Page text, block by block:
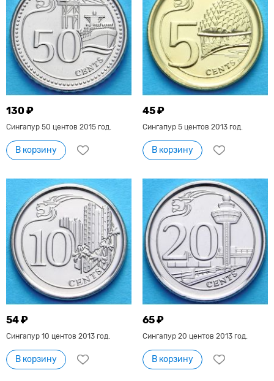
130 ₽
Сингапур 50 центов 2015 год.
В корзину
45 ₽
Сингапур 5 центов 2013 год.
В корзину
54 ₽
Сингапур 10 центов 2013 год.
В корзину
65 ₽
Сингапур 20 центов 2013 год.
В корзину